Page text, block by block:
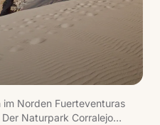
Norden Fuerteventuras
Naturpark Corralejo